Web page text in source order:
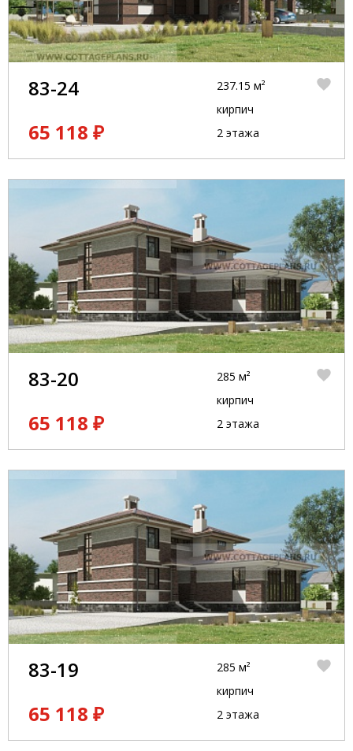
83-24
65 118 ₽
237.15 м²
кирпич
2 этажа
83-20
65 118 ₽
285 м²
кирпич
2 этажа
83-19
65 118 ₽
285 м²
кирпич
2 этажа